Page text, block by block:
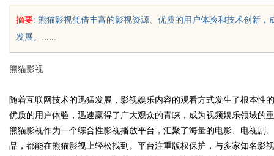
摘要: 熊猫影视凭借丰富的影视资源、优质的用户体验和技术创新
发展。......
熊猫影视
随着互联网技术的迅猛发展，影视娱乐内容的观看方式发生了根本性
优质的用户体验，迅速赢得了广大观众的青睐，成为视频娱乐领域的
熊猫影视作为一个综合性影视播放平台，汇聚了海量的电影、电视剧
品，都能在熊猫影视上轻松找到。平台注重版权保护，与多家知名影
用，规避侵权风险
膜耐久才是关键项